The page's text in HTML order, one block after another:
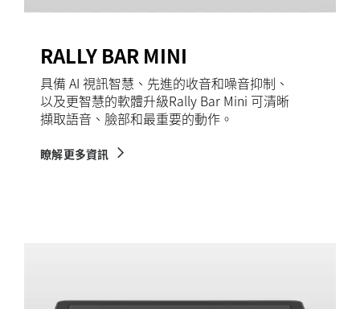
RALLY BAR MINI
具備 AI 視訊智慧、先進的收音和噪音抑制、
以及更智慧的軟體升級Rally Bar Mini 可清晰
擷取語音、臉部和最重要的動作。
瞭解更多資訊